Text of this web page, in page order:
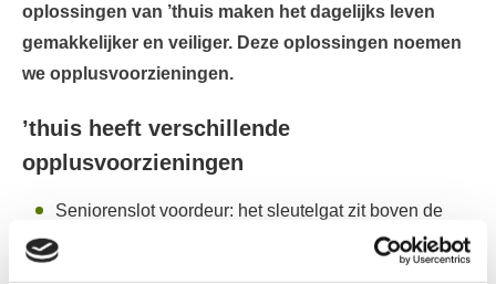
oplossingen van ’thuis maken het dagelijks leven
gemakkelijker en veiliger. Deze oplossingen noemen
we opplusvoorzieningen.
’thuis heeft verschillende
opplusvoorzieningen
Seniorenslot voordeur: het sleutelgat zit boven de
handgreep.